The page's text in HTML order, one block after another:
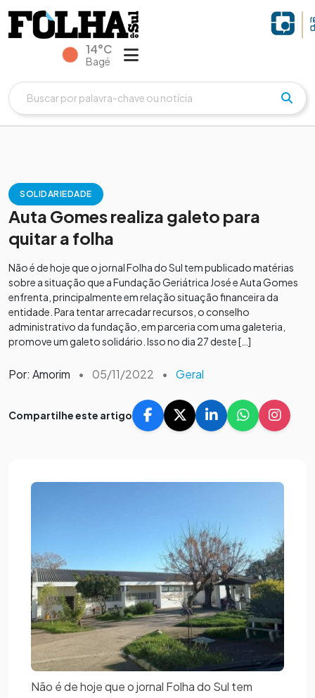
14°C
Bagé
SOLIDARIEDADE
Auta Gomes realiza galeto para
quitar a folha
Não é de hoje que o jornal Folha do Sul tem publicado matérias
sobre a situação que a Fundação Geriátrica José e Auta Gomes
enfrenta, principalmente em relação situação financeira da
entidade. Para tentar arrecadar recursos, o conselho
administrativo da fundação, em parceria com uma galeteria,
promove um galeto solidário. Isso no dia 27 deste […]
Por: Amorim • 05/11/2022 • Geral
Compartilhe este artigo
Não é de hoje que o jornal Folha do Sul tem